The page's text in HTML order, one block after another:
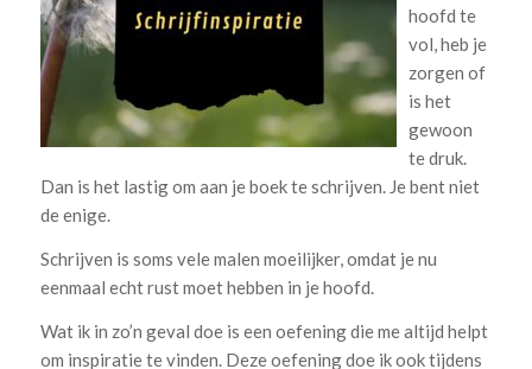
hoofd te
vol, heb je
zorgen of
is het
gewoon
te druk.
Dan is het lastig om aan je boek te schrijven. Je bent niet
de enige.
Schrijven is soms vele malen moeilijker, omdat je nu
eenmaal echt rust moet hebben in je hoofd.
Wat ik in zo’n geval doe is een oefening die me altijd helpt
om inspiratie te vinden. Deze oefening doe ik ook tijdens